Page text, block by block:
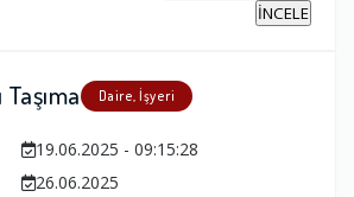
İNCELE
Daire, İşyeri
19.06.2025 - 09:15:28
26.06.2025